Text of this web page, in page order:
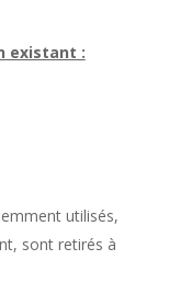
existant :
utilisés,
sont retirés à